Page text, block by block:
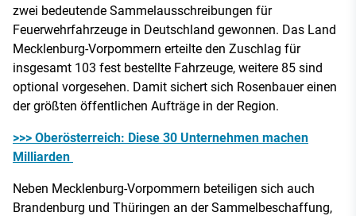
zwei bedeutende Sammelausschreibungen für
Feuerwehrfahrzeuge in Deutschland gewonnen. Das Land
Mecklenburg-Vorpommern erteilte den Zuschlag für
insgesamt 103 fest bestellte Fahrzeuge, weitere 85 sind
optional vorgesehen. Damit sichert sich Rosenbauer einen
der größten öffentlichen Aufträge in der Region.
>>> Oberösterreich: Diese 30 Unternehmen machen
Milliarden
Neben Mecklenburg-Vorpommern beteiligen sich auch
Brandenburg und Thüringen an der Sammelbeschaffung,